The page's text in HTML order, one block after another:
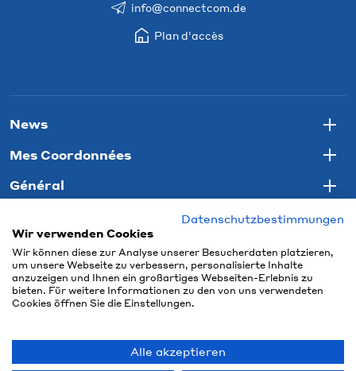
info@connectcom.de
Plan d'accès
News
Mes Coordonnées
Général
Datenschutzbestimmungen
Wir verwenden Cookies
Wir können diese zur Analyse unserer Besucherdaten platzieren,
um unsere Webseite zu verbessern, personalisierte Inhalte
anzuzeigen und Ihnen ein großartiges Webseiten-Erlebnis zu
bieten. Für weitere Informationen zu den von uns verwendeten
Cookies öffnen Sie die Einstellungen.
Alle akzeptieren